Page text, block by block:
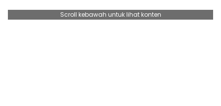
Scroll kebawah untuk lihat konten